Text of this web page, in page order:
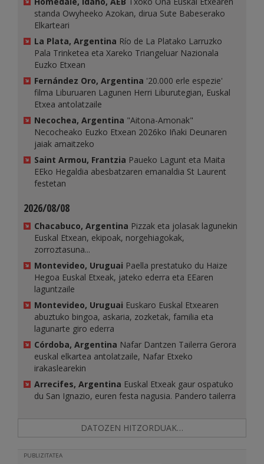
standa Owyheeko Azokan, dirua Sute Babeserako
Elkarteari
La Plata, Argentina Río de La Platako Larruzko
Pala Trinketea eta Xareko Triangeluar Nazionala
Euzko Etxean
Fernández Oro, Argentina '20.000 erle espezie'
filma Liburuaren Lagunen Herri Liburutegian, Euskal
Etxea antolatzaile
Necochea, Argentina "Aitona-Amonak"
Necocheako Euzko Etxean 2026ko Iñaki Deunaren
jaiak amaitzeko
Saint Armou, Frantzia Paueko Lagunt eta Maita
EEko Hegaldia abesbatzaren emanaldia St Laurent
festetan
2026/08/08
Chacabuco, Argentina Pizzak eta jolasak lagunekin
Euskal Etxean, ekipoak, norgehiagokak,
zorroztasuna...
Montevideo, Uruguai Paella prestatuko du Haize
Hegoa Euskal Etxeak, jateko ederra eta EEaren
laguntzaile
Montevideo, Uruguai Euskaro Euskal Etxearen
abuztuko bingoa, askaria, zozketak, familia eta
lagunarte giro ederra
Córdoba, Argentina Nafar Dantzen Tailerra Gerora
euskal elkartea antolatzaile, Nafar Etxeko
irakaslearekin
Arrecifes, Argentina Euskal Etxeak gaur ospatuko
du San Ignazio, euren festa nagusia. Pandero tailerra
DATOZEN HITZORDUAK…
PUBLIZITATEA